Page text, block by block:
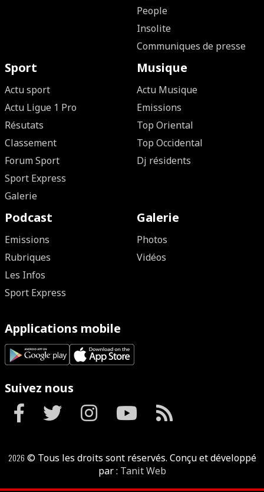
People
Insolite
Communiques de presse
Sport
Actu sport
Actu Ligue 1 Pro
Résutats
Classement
Forum Sport
Sport Express
Galerie
Musique
Actu Musique
Emissions
Top Oriental
Top Occidental
Dj résidents
Podcast
Emissions
Rubriques
Les Infos
Sport Express
Galerie
Photos
Vidéos
Applications mobile
Suivez nous
2026 © Tous les droits sont réservés. Conçu et développé
par : Tanit Web